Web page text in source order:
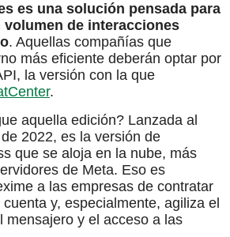
es una solución pensada para
volumen de interacciones
. Aquellas compañías que
más eficiente deberán optar por
la versión con la que
.
aquella edición? Lanzada al
2022, es la versión de
que se aloja en la nube, más
de Meta. Eso es
a las empresas de contratar
y, especialmente, agiliza el
mensajero y el acceso a las